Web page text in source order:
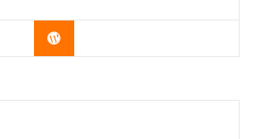
Acheter le produit